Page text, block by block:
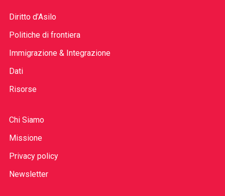
Diritto d’Asilo
Politiche di frontiera
Immigrazione & Integrazione
Dati
Risorse
Chi Siamo
Missione
Privacy policy
Newsletter